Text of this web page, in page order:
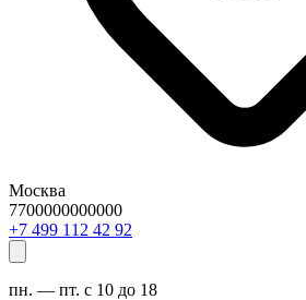
Москва
7700000000000
29 24 211 994 7+
пн. — пт. с 10 до 18